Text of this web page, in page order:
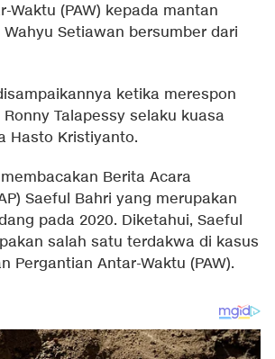
Waktu (PAW) kepada mantan
Wahyu Setiawan bersumber dari
ketika merespon
Talapessy selaku kuasa
Hasto Kristiyanto.
Berita Acara
Saeful Bahri yang merupakan
pada 2020. Diketahui, Saeful
salah satu terdakwa di kasus
Pergantian Antar-Waktu (PAW).